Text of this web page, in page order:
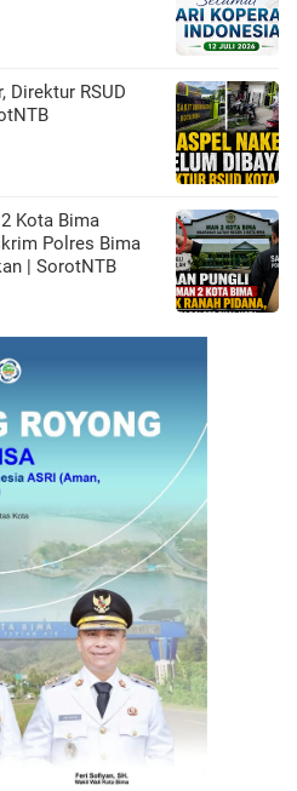
Direktur RSUD
Kota Bima
Polres Bima
| SorotNTB